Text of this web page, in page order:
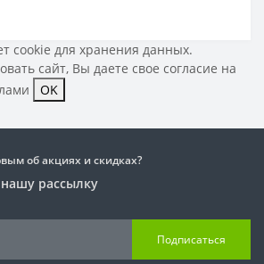
cookie для хранения данных.
сайт, Вы даете свое согласие на
OK
об акциях и скидках?
рассылку
Подписаться